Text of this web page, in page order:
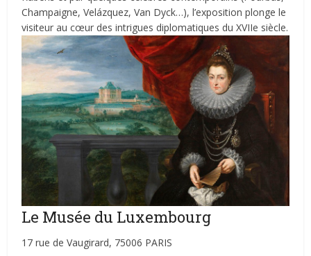
Champaigne, Velázquez, Van Dyck…), l’exposition plonge le
visiteur au cœur des intrigues diplomatiques du XVIIe siècle.
Le Musée du Luxembourg
17 rue de Vaugirard, 75006 PARIS